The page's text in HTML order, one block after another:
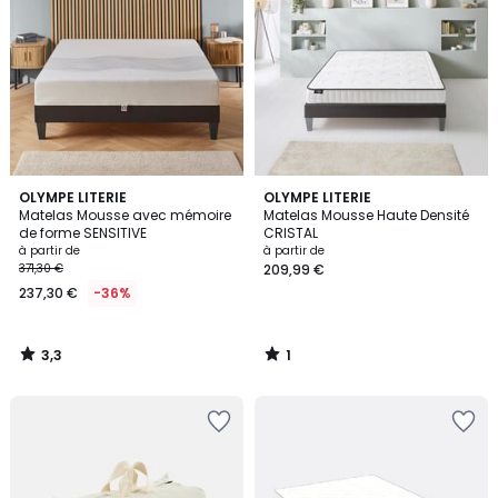
OLYMPE LITERIE
Matelas Mousse avec mémoire
de forme SENSITIVE
à partir de
371,30 €
237,30 € -36%
3,3
/ 5
3,3
/
OLYMPE LITERIE
Matelas Mousse Haute Densité
CRISTAL
à partir de
209,99 €
1
/
5
1
/